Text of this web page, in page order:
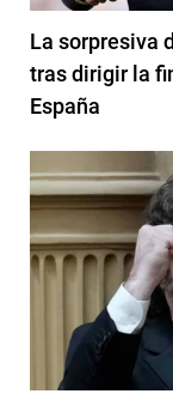
La sorpresiva
tras dirigir la
España